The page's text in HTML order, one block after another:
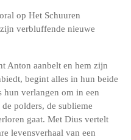
op Het Schuuren
verbluffende nieuwe
Anton aanbelt en hem zijn
begint alles in hun beide
hun verlangen om in een
polders, de sublieme
gaat. Met Dius vertelt
levensverhaal van een